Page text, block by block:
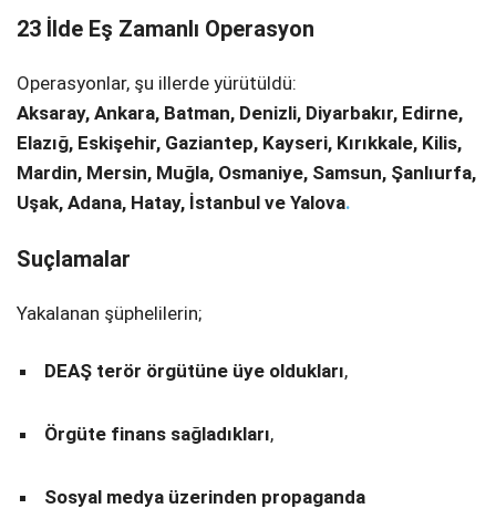
23 İlde Eş Zamanlı Operasyon
Operasyonlar, şu illerde yürütüldü:
Aksaray, Ankara, Batman, Denizli, Diyarbakır, Edirne,
Elazığ, Eskişehir, Gaziantep, Kayseri, Kırıkkale, Kilis,
Mardin, Mersin, Muğla, Osmaniye, Samsun, Şanlıurfa,
Uşak, Adana, Hatay, İstanbul ve Yalova.
Suçlamalar
Yakalanan şüphelilerin;
DEAŞ terör örgütüne üye oldukları,
Örgüte finans sağladıkları,
Sosyal medya üzerinden propaganda